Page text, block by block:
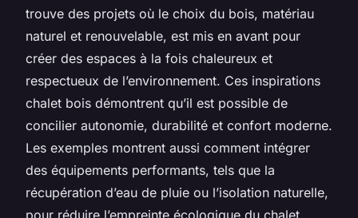
trouve des projets où le choix du bois, matériau
naturel et renouvelable, est mis en avant pour
créer des espaces à la fois chaleureux et
respectueux de l’environnement. Ces inspirations
chalet bois démontrent qu’il est possible de
concilier autonomie, durabilité et confort moderne.
Les exemples montrent aussi comment intégrer
des équipements performants, tels que la
récupération d’eau de pluie ou l’isolation naturelle,
pour réduire l’empreinte écologique du chalet.